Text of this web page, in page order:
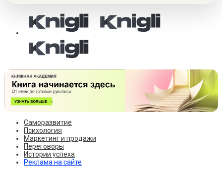
Саморазвитие
Психология
Маркетинг и продажи
Переговоры
Истории успеха
Реклама на сайте